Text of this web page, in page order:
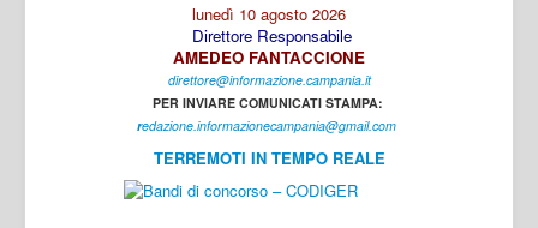
lunedì 10 agosto 2026
Direttore Responsabile
AMEDEO FANTACCIONE
direttore@informazione.campania.it
PER INVIARE COMUNICATI STAMPA:
redazione.informazionecampania@gmail.com
TERREMOTI IN TEMPO REALE